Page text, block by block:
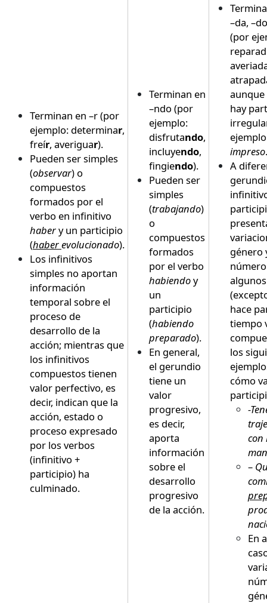
Terminan en –r (por
ejemplo: determinar,
freír, averiguar).
Pueden ser simples
(observar) o
compuestos
formados por el
verbo en infinitivo
habery un participio
(haberevolucionado).
Los infinitivos
simples no aportan
información
temporal sobre el
proceso de
desarrollo de la
acción; mientras que
los infinitivos
compuestos tienen
valor perfectivo, es
decir, indican que la
acción, estado o
proceso expresado
por los verbos
(infinitivo +
participio) ha
culminado.
Terminan en
–ndo (por
ejemplo:
disfrutando,
incluyendo,
fingiendo).
Pueden ser
simples
(trabajando)
o
compuestos
formados
por el verbo
habiendoy
un
participio
(habiendo
preparado).
En general,
el gerundio
tiene un
valor
progresivo,
es decir,
aporta
información
sobre el
desarrollo
progresivo
de la acción.
–da,
(por
hay
impreso.
A
género
hace
tiempo
los
cómo
-
con
–
En